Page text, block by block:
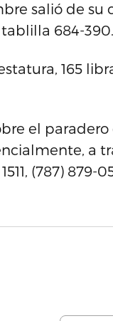
salió de su
684-390.
165
el
a
(787) 879-